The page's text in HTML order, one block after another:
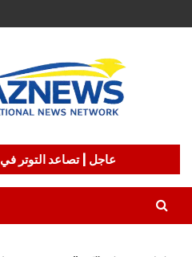
عاجل | تصاعد التوتر